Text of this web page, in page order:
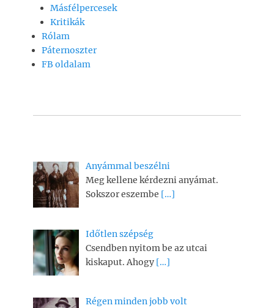
Másfélpercesek
Kritikák
Rólam
Páternoszter
FB oldalam
Anyámmal beszélni
Meg kellene kérdezni anyámat.
Sokszor eszembe […]
Időtlen szépség
Csendben nyitom be az utcai
kiskaput. Ahogy […]
Régen minden jobb volt